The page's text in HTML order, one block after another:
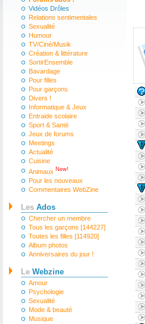
Vidéos Drôles
Relations sentimentales
Sexualité
Humour
TV/Ciné/Musik
Création & littérature
SortirEnsemble
Bavardage
Pour filles
Pour garçons
Divers !
Informatique & Jeux
Entraide scolaire
Sport & Santé
Jeux de forums
Meetings
Actualité
Cuisine
Animaux New!
Pour les nouveaux
Commentaires WebZine
Les Ados
Chercher un membre
Tous les garçons [144227]
Toutes les filles [114920]
Album photos
Anniversaires du jour !
Le Webzine
Amour
Psychologie
Sexualité
Mode & beauté
Musique